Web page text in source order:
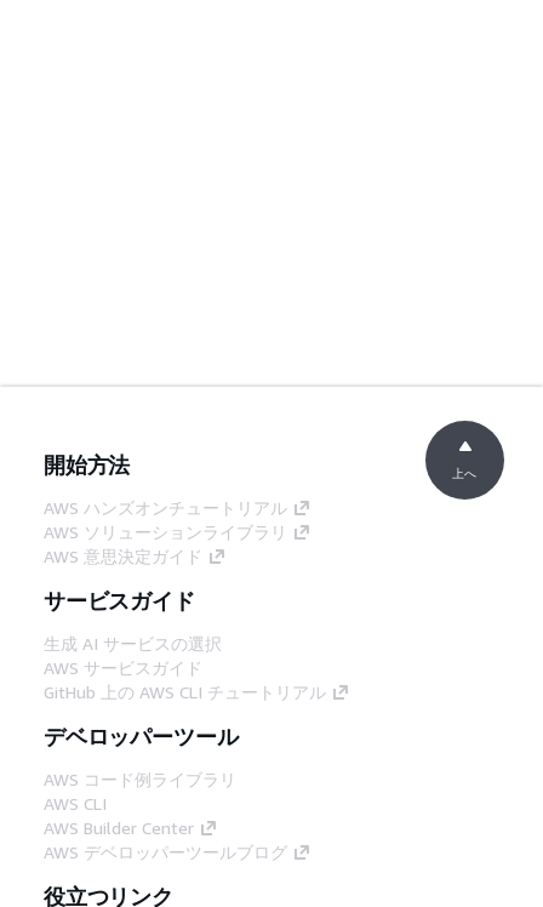
開始方法
AWS ハンズオンチュートリアル
AWS ソリューションライブラリ
AWS 意思決定ガイド
サービスガイド
生成 AI サービスの選択
AWS サービスガイド
GitHub 上の AWS CLI チュートリアル
デベロッパーツール
AWS コード例ライブラリ
AWS CLI
AWS Builder Center
AWS デベロッパーツールブログ
役立つリンク
上へ